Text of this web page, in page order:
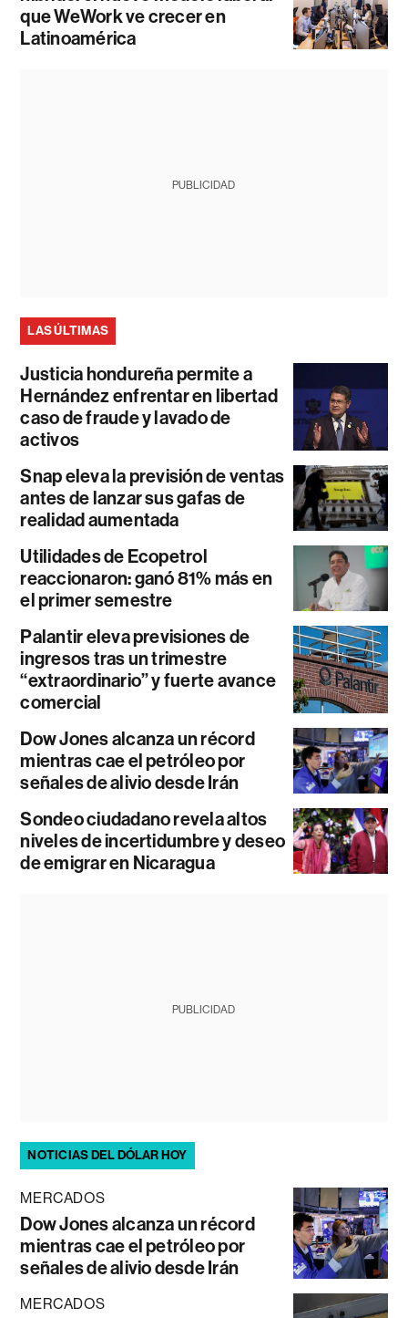
que WeWork ve crecer en
Latinoamérica
PUBLICIDAD
LAS ÚLTIMAS
Justicia hondureña permite a
Hernández enfrentar en libertad
caso de fraude y lavado de
activos
Snap eleva la previsión de ventas
antes de lanzar sus gafas de
realidad aumentada
Utilidades de Ecopetrol
reaccionaron: ganó 81% más en
el primer semestre
Palantir eleva previsiones de
ingresos tras un trimestre
“extraordinario” y fuerte avance
comercial
Dow Jones alcanza un récord
mientras cae el petróleo por
señales de alivio desde Irán
Sondeo ciudadano revela altos
niveles de incertidumbre y deseo
de emigrar en Nicaragua
PUBLICIDAD
NOTICIAS DEL DÓLAR HOY
MERCADOS
Dow Jones alcanza un récord
mientras cae el petróleo por
señales de alivio desde Irán
MERCADOS